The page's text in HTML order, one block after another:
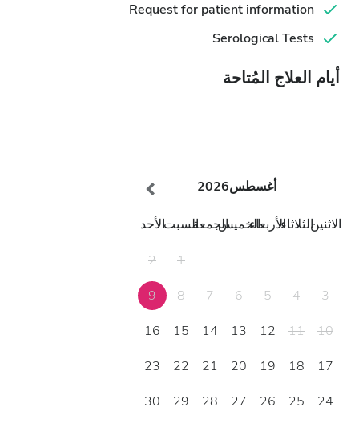
Request for patient information
Serological Tests
أيام العلاج المُتاحة
أغسطس2026
الاثنينالثلاثاءالأربعاءالخميسالجمعةالسبتالأحد
1
2
3
4
5
6
7
8
9
10
11
12
13
14
15
16
17
18
19
20
21
22
23
24
25
26
27
28
29
30